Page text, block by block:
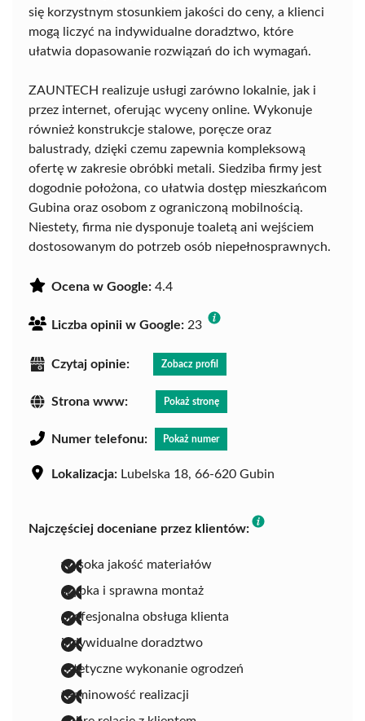
się korzystnym stosunkiem jakości do ceny, a klienci
mogą liczyć na indywidualne doradztwo, które
ułatwia dopasowanie rozwiązań do ich wymagań.
ZAUNTECH realizuje usługi zarówno lokalnie, jak i
przez internet, oferując wyceny online. Wykonuje
również konstrukcje stalowe, poręcze oraz
balustrady, dzięki czemu zapewnia kompleksową
ofertę w zakresie obróbki metali. Siedziba firmy jest
dogodnie położona, co ułatwia dostęp mieszkańcom
Gubina oraz osobom z ograniczoną mobilnością.
Niestety, firma nie dysponuje toaletą ani wejściem
dostosowanym do potrzeb osób niepełnosprawnych.
Ocena w Google: 4.4
Liczba opinii w Google: 23
Czytaj opinie: Zobacz profil
Strona www: Pokaż stronę
Numer telefonu: Pokaż numer
Lokalizacja: Lubelska 18, 66-620 Gubin
Najczęściej doceniane przez klientów:
wysoka jakość materiałów
szybka i sprawna montaż
profesjonalna obsługa klienta
indywidualne doradztwo
estetyczne wykonanie ogrodzeń
terminowość realizacji